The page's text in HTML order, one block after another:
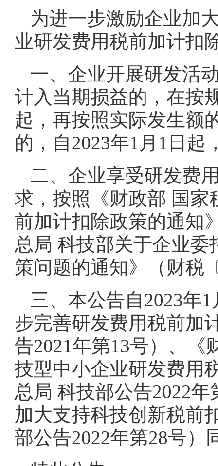
为进一步激励企业加
业研发费用税前加计扣
一、企业开展研发活
计入当期损益的，在按
起，再按照实际发生额
的，自2023年1月1日起
二、企业享受研发费
求，按照《财政部 国家
前加计扣除政策的通知
总局 科技部关于企业
策问题的通知》（财税
三、本公告自2023年
步完善研发费用税前加
告2021年第13号）、《
技型中小企业研发费用
总局 科技部公告2022
加大支持科技创新税前
部公告2022年第28号）